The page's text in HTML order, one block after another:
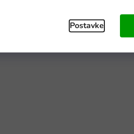
Postavke
ovaj
ukupno
31 različitih pomagala
alati u koferu izrađeni od plastike.
alatima.